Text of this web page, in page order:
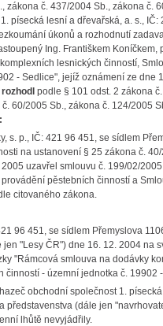
zákona č. 437/2004 Sb., zákona č.
písecká lesní a dřevařská, a. s.,
úkonů a rozhodnutí
Ing. Františkem
lesnických činností,
- Sedlice", jejíž oznámení ze
rozhodl podle § 101 odst. 2 zákona
60/2005 Sb., zákona č. 124/2005
s. p., IČ: 421 96 451, se sídlem
na ustanovení § 25 zákona č.
uzavřel smlouvu č. 199/02/
pěstebních činností a
citovaného zákona.
96 451, se sídlem Přemyslova
"Lesy ČR") dne 16. 12. 2004 na
"Rámcová smlouva na dodávky
činností - územní jednotka č. 19902
obchodní společnost 1.
představenstva (dále jen
lhůtě nevyjádřily.